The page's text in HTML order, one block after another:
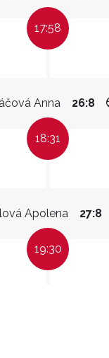
17:58
Anna 26:8
18:31
Apolena 27:8
19:30